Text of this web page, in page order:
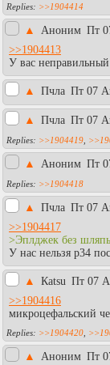
>>1904414
▲ Аноним Пт
>>1904413
У вас неправильный
▲ Пчла Пт 07
▲ Пчла Пт 07
>>1904419
▲ Аноним Пт
>>1904418
▲ Пчла Пт 07
>>1904417
>Эплджек без
У нас нельзя р34
▲ Каtsu Пт 07
>>1904416
микроцефальский
>>1904420
▲ Аноним Пт